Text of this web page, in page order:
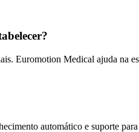
Euromotion Medical ajuda na
automático e suporte para